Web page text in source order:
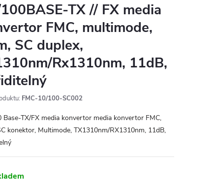
TX // FX media
FMC, multimode,
SC duplex,
Rx1310nm, 11dB,
FMC-10/100-SC002
Base-TX/FX media konvertor media konvertor FMC,
konektor, Multimode, TX1310nm/RX1310nm, 11dB,